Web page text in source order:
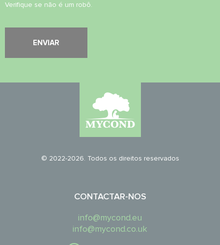
Verifique se não é um robô.
© 2022-2026. Todos os direitos reservados
CONTACTAR-NOS
info@mycond.eu
info@mycond.co.uk